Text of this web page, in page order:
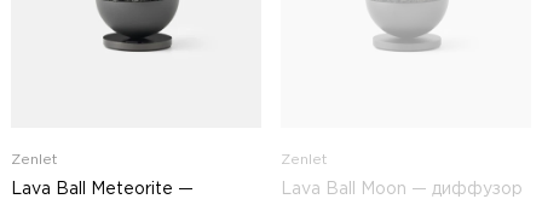
Zenlet
Lava Ball Meteorite —
Zenlet
Lava Ball Moon — диффузор